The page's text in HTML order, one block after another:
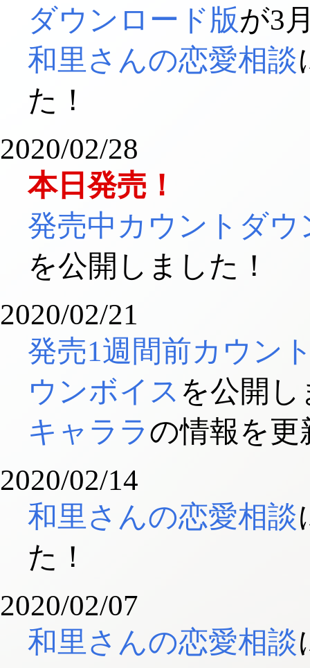
ダウンロード版が3
和里さんの恋愛相談
た！
2020/02/28
本日発売！
発売中カウントダウ
を公開しました！
2020/02/21
発売1週間前カウン
ウンボイス を公開
キャララの情報を
2020/02/14
和里さんの恋愛相談
た！
2020/02/07
和里さんの恋愛相談